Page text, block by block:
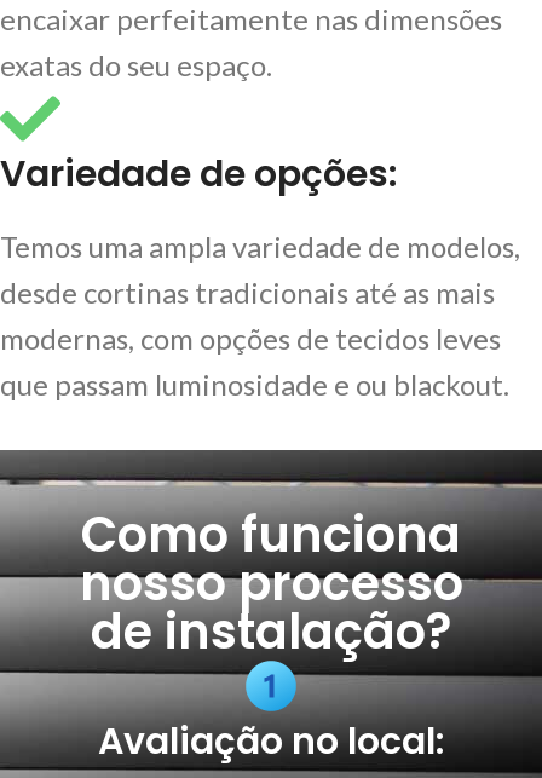
encaixar perfeitamente nas dimensões
exatas do seu espaço.
Variedade de opções:
Temos uma ampla variedade de modelos,
desde cortinas tradicionais até as mais
modernas, com opções de tecidos leves
que passam luminosidade e ou blackout.
Como funciona
nosso processo
de instalação?
Avaliação no local: